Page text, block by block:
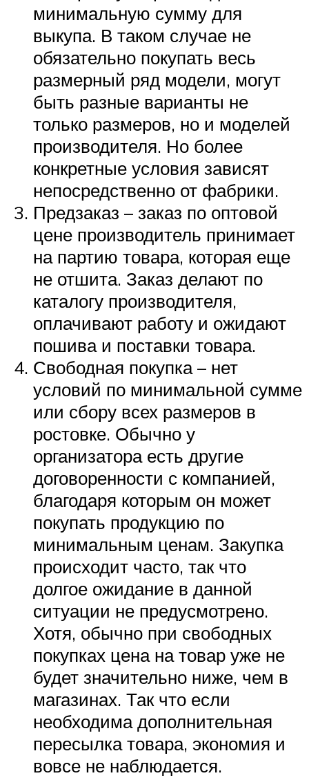
минимальную сумму для
выкупа. В таком случае не
обязательно покупать весь
размерный ряд модели, могут
быть разные варианты не
только размеров, но и моделей
производителя. Но более
конкретные условия зависят
непосредственно от фабрики.
Предзаказ – заказ по оптовой
цене производитель принимает
на партию товара, которая еще
не отшита. Заказ делают по
каталогу производителя,
оплачивают работу и ожидают
пошива и поставки товара.
Свободная покупка – нет
условий по минимальной сумме
или сбору всех размеров в
ростовке. Обычно у
организатора есть другие
договоренности с компанией,
благодаря которым он может
покупать продукцию по
минимальным ценам. Закупка
происходит часто, так что
долгое ожидание в данной
ситуации не предусмотрено.
Хотя, обычно при свободных
покупках цена на товар уже не
будет значительно ниже, чем в
магазинах. Так что если
необходима дополнительная
пересылка товара, экономия и
вовсе не наблюдается.